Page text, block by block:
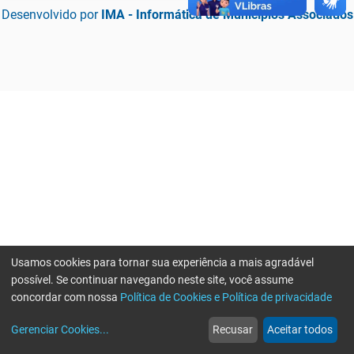
Desenvolvido por IMA - Informática de Municípios Associados
web
Notícias
more_horiz
Mais
Usamos cookies para tornar sua experiência a mais agradável
possível. Se continuar navegando neste site, você assume
concordar com nossa Política de Cookies e Política de privacidade
Gerenciar Cookies... Recusar Aceitar todos
Erro ao enviar informações, por favor tente novamente